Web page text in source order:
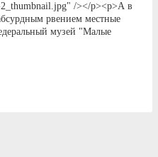
/></p><p>А в
рвением местные
музей "Малые